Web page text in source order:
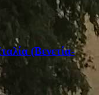
(Βενετία-